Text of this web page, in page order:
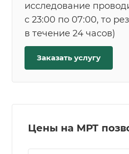
исследование
с 23:00 по 07:00, то
в течение 24 часов)
Заказать услугу
Цены на МРТ